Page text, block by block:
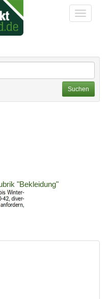
Toggle
ein. Sie können
Suchen
"Bekleidung"